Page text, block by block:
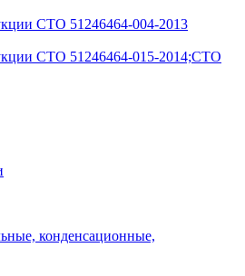
СТО 51246464-004-2013
СТО 51246464-015-2014;СТО
конденсационные,